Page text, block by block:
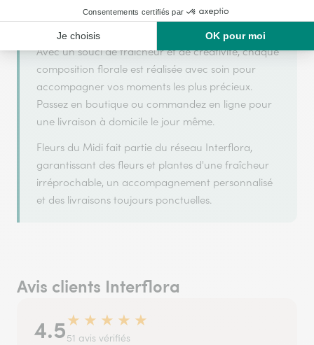
Fleurs du Midi est un fleuriste artisan situé à Belfort.
Avec un souci de fraîcheur et de créativité, chaque
composition florale est réalisée avec soin pour
accompagner vos moments les plus précieux.
Passez en boutique ou commandez en ligne pour
une livraison à domicile le jour même.
Fleurs du Midi fait partie du réseau Interflora,
garantissant des fleurs et plantes d'une fraîcheur
irréprochable, un accompagnement personnalisé
et des livraisons toujours ponctuelles.
Avis clients Interflora
4.5★ ★ ★ ★ ★
51 avis vérifiés